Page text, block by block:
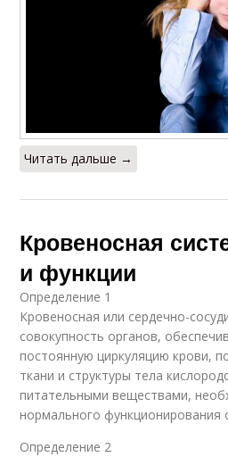
Читать дальше →
Кровеносная
и функции
Определение 1
Кровеносная или сердечно-
совокупность органов,
постоянную циркуляцию крови,
ткани и структуры тела
питательными веществами,
нормального функционирования
Определение 2